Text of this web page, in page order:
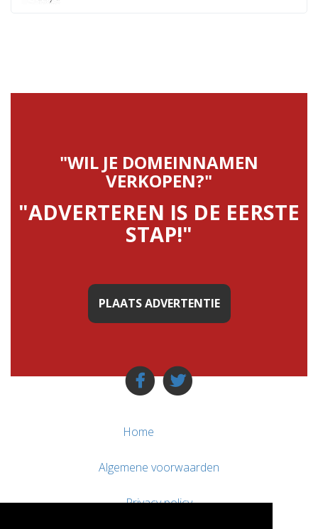
"WIL JE DOMEINNAMEN
VERKOPEN?"
"ADVERTEREN IS DE EERSTE
STAP!"
PLAATS ADVERTENTIE
Home
Algemene voorwaarden
Privacy policy